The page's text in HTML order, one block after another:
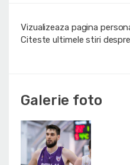
Vizualizeaza pagina
Citeste ultimele stiri despre
Galerie foto